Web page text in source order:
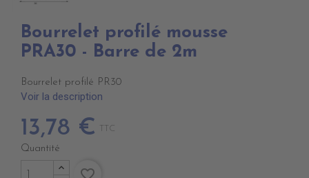
Bourrelet profilé mousse
PRA30 - Barre de 2m
Bourrelet profilé PR30
Voir la description
13,78 € TTC
Quantité
favorite_border